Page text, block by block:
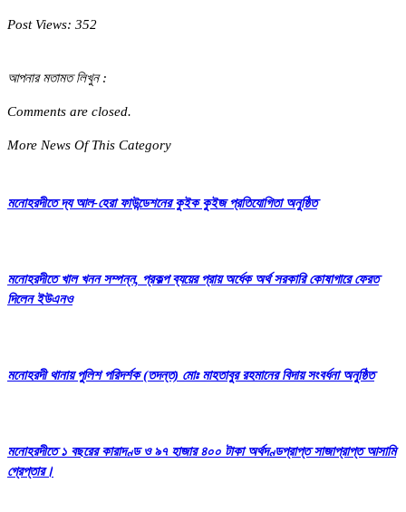
Post Views: 352
আপনার মতামত লিখুন :
Comments are closed.
More News Of This Category
মনোহরদীতে দ্য আল-হেরা ফাউন্ডেশনের কুইক কুইজ প্রতিযোগিতা অনুষ্ঠিত
মনোহরদীতে খাল খনন সম্পন্ন, প্রকল্প ব্যয়ের প্রায় অর্ধেক অর্থ সরকারি কোষাগারে ফেরত
দিলেন ইউএনও
মনোহরদী থানায় পুলিশ পরিদর্শক (তদন্ত) মোঃ মাহতাবুর রহমানের বিদায় সংবর্ধনা অনুষ্ঠিত
মনোহরদীতে ১ বছরের কারাদণ্ড ও ৯৭ হাজার ৪০০ টাকা অর্থদণ্ডপ্রাপ্ত সাজাপ্রাপ্ত আসামি
গ্রেপ্তার।